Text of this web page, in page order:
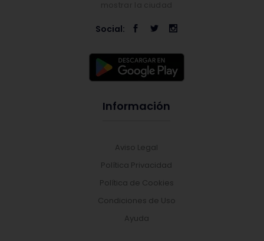
Social:
Información
Aviso Legal
Política Privacidad
Política de Cookies
Condiciones de Uso
Ayuda